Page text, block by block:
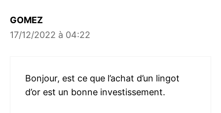
GOMEZ
17/12/2022 à 04:22
Bonjour, est ce que l’achat d’un lingot
d’or est un bonne investissement.